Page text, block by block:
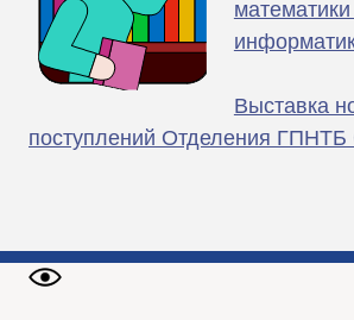
Выставка
поступлений Отделения